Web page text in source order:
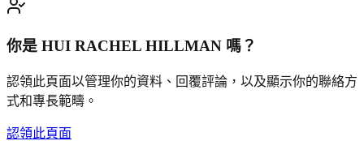
你是 HUI RACHEL HILLMAN 嗎？
認領此頁面以管理你的資料、回覆評論，以及顯示你的聯絡方
式和專長範疇。
認領此頁面